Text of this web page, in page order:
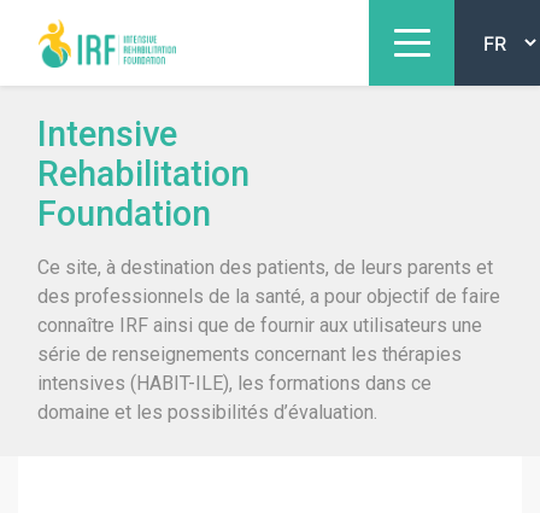
Intensive
Rehabilitation
Foundation
Ce site, à destination des patients, de leurs parents et
des professionnels de la santé, a pour objectif de faire
connaître IRF ainsi que de fournir aux utilisateurs une
série de renseignements concernant les thérapies
intensives (HABIT-ILE), les formations dans ce
domaine et les possibilités d’évaluation.